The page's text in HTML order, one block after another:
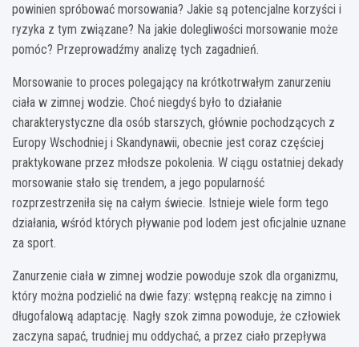
powinien spróbować morsowania? Jakie są potencjalne korzyści i
ryzyka z tym związane? Na jakie dolegliwości morsowanie może
pomóc? Przeprowadźmy analizę tych zagadnień.
Morsowanie to proces polegający na krótkotrwałym zanurzeniu
ciała w zimnej wodzie. Choć niegdyś było to działanie
charakterystyczne dla osób starszych, głównie pochodzących z
Europy Wschodniej i Skandynawii, obecnie jest coraz częściej
praktykowane przez młodsze pokolenia. W ciągu ostatniej dekady
morsowanie stało się trendem, a jego popularność
rozprzestrzeniła się na całym świecie. Istnieje wiele form tego
działania, wśród których pływanie pod lodem jest oficjalnie uznane
za sport.
Zanurzenie ciała w zimnej wodzie powoduje szok dla organizmu,
który można podzielić na dwie fazy: wstępną reakcję na zimno i
długofalową adaptację. Nagły szok zimna powoduje, że człowiek
zaczyna sapać, trudniej mu oddychać, a przez ciało przepływa